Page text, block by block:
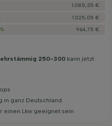
1.085,35 €
1.025,05 €
964,75 €
250-300 kann jetzt
in ganz Deutschland
einen Lkw geeignet sein